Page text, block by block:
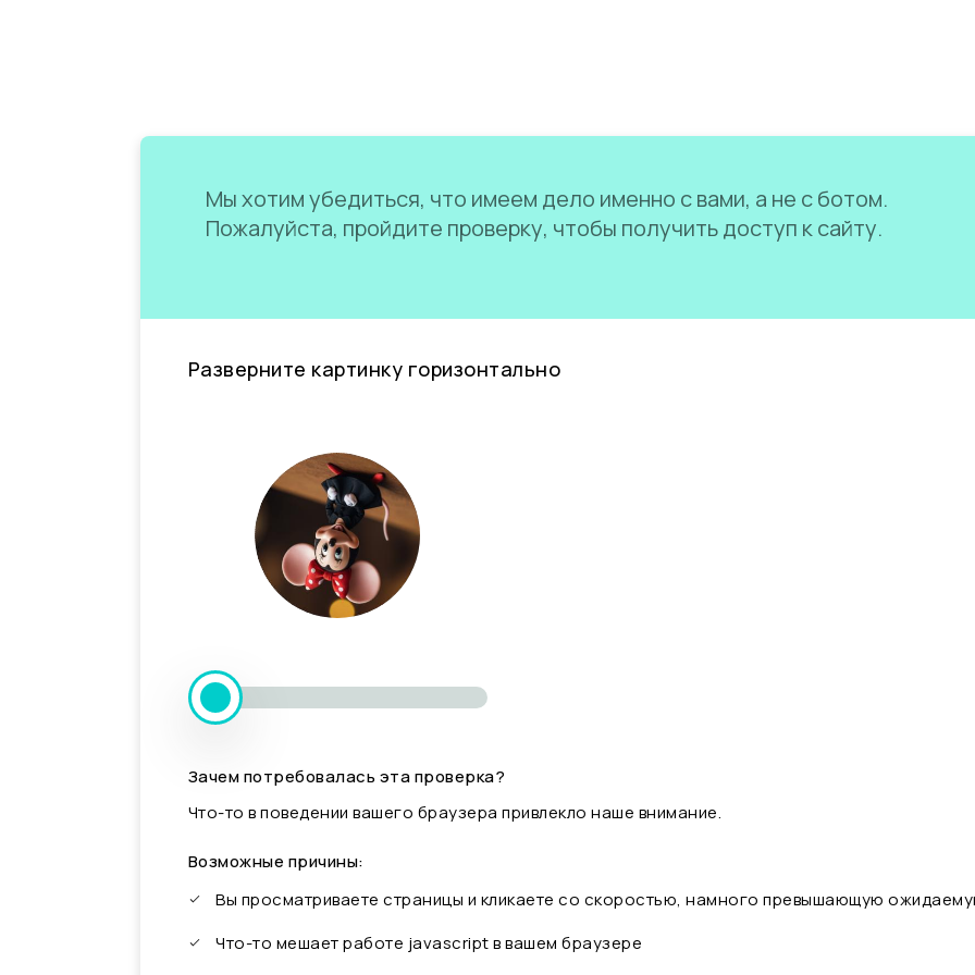
Мы хотим убедиться, что имеем дело именно с вами, а не с ботом.
Пожалуйста, пройдите проверку, чтобы получить доступ к сайту.
Разверните картинку горизонтально
Зачем потребовалась эта проверка?
Что-то в поведении вашего браузера привлекло наше внимание.
Возможные причины:
Вы просматриваете страницы и кликаете со скоростью, намного превышающую
Что-то мешает работе javascript в вашем браузере